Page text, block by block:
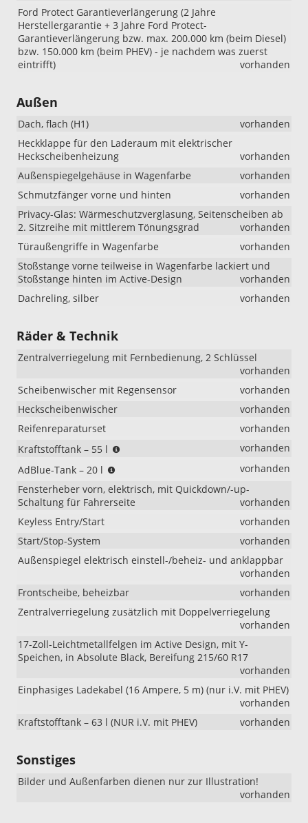
Ford Protect Garantieverlängerung (2 Jahre
Herstellergarantie + 3 Jahre Ford Protect-
Garantieverlängerung bzw. max. 200.000 km (beim Diesel)
bzw. 150.000 km (beim PHEV) - je nachdem was zuerst
eintrifft)
vorhanden
Außen
Dach, flach (H1)
vorhanden
Heckklappe für den Laderaum mit elektrischer
Heckscheibenheizung
vorhanden
Außenspiegelgehäuse in Wagenfarbe
vorhanden
Schmutzfänger vorne und hinten
vorhanden
Privacy-Glas: Wärmeschutzverglasung, Seitenscheiben ab
2. Sitzreihe mit mittlerem Tönungsgrad
vorhanden
Türaußengriffe in Wagenfarbe
vorhanden
Stoßstange vorne teilweise in Wagenfarbe lackiert und
Stoßstange hinten im Active-Design
vorhanden
Dachreling, silber
vorhanden
Räder & Technik
Zentralverriegelung mit Fernbedienung, 2 Schlüssel
vorhanden
Scheibenwischer mit Regensensor
vorhanden
Heckscheibenwischer
vorhanden
Reifenreparaturset
vorhanden
Kraftstofftank – 55 l
PHEV)
vorhanden
AdBlue-Tank – 20 l
mit
Diesel)
vorhanden
Fensterheber vorn, elektrisch, mit Quickdown/-up-
Schaltung für Fahrerseite
vorhanden
Keyless Entry/Start
vorhanden
Start/Stop-System
vorhanden
Außenspiegel elektrisch einstell-/beheiz- und anklappbar
vorhanden
Frontscheibe, beheizbar
vorhanden
Zentralverriegelung zusätzlich mit Doppelverriegelung
vorhanden
17-Zoll-Leichtmetallfelgen im Active Design, mit Y-
Speichen, in Absolute Black, Bereifung 215/60 R17
vorhanden
Einphasiges Ladekabel (16 Ampere, 5 m) (nur i.V. mit PHEV)
vorhanden
Kraftstofftank – 63 l (NUR i.V. mit PHEV)
vorhanden
Sonstiges
Bilder und Außenfarben dienen nur zur Illustration!
vorhanden